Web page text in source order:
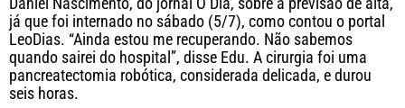
já que foi internado no sábado (5/7), como contou o portal
LeoDias. “Ainda estou me recuperando. Não sabemos
quando sairei do hospital”, disse Edu. A cirurgia foi uma
pancreatectomia robótica, considerada delicada, e durou
seis horas.